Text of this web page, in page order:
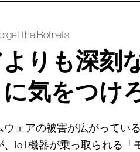
the Botnets
りも深刻
気をつけ
ェアの被害が広がってい
IoT機器が乗っ取られる「